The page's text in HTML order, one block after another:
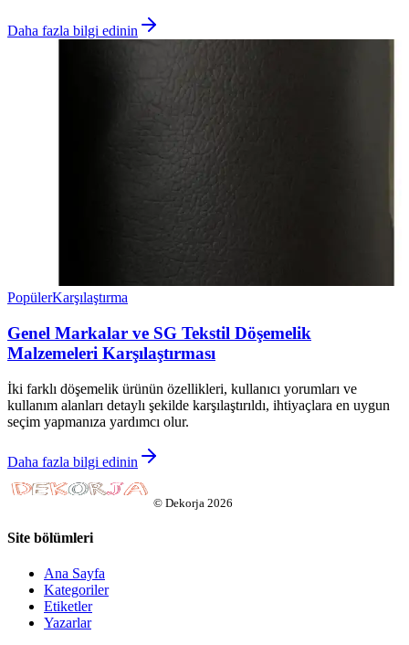
Daha fazla bilgi edinin
PopülerKarşılaştırma
Genel Markalar ve SG Tekstil Döşemelik
Malzemeleri Karşılaştırması
İki farklı döşemelik ürünün özellikleri, kullanıcı yorumları ve
kullanım alanları detaylı şekilde karşılaştırıldı, ihtiyaçlara en uygun
seçim yapmanıza yardımcı olur.
Daha fazla bilgi edinin
© Dekorja 2026
Site bölümleri
Ana Sayfa
Kategoriler
Etiketler
Yazarlar